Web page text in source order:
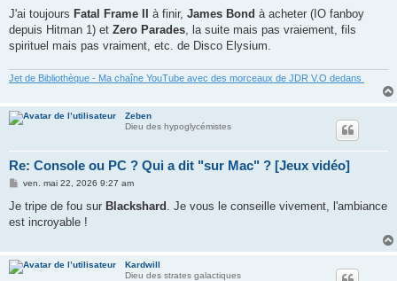
J'ai toujours Fatal Frame II à finir, James Bond à acheter (IO fanboy
depuis Hitman 1) et Zero Parades , la suite mais pas vraiement, fils
spirituel mais pas vraiment, etc. de Disco Elysium.
Jet de Bibliothèque - Ma chaîne YouTube avec des morceaux de JDR V.O dedans
Zeben
Dieu des hypoglycémistes
Re: Console ou PC ? Qui a dit "sur Mac" ? [Jeux vidéo]
M
s
a
ven. mai 22, 2026 9:27 am
Je tripe de fou sur Blackshard
. Je vous le conseille vivement, l'ambiance
est incroyable !
Kardwill
Dieu des strates galactiques